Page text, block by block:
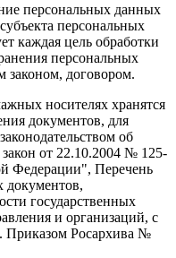
персональных данных
персональных
каждая цель обработки
персональных
законом, договором.
носителях хранятся
документов, для
об
от 22.10.2004 № 125-
Федерации", Перечень
документов,
государственных
и организаций, с
Приказом Росархива №